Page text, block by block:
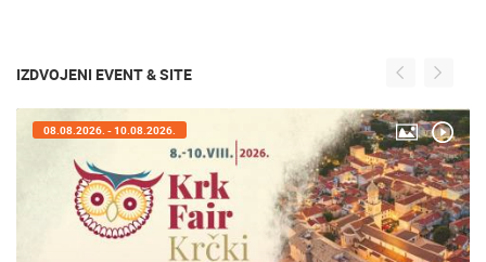
IZDVOJENI EVENT & SITE
08.08.2026. - 10.08.2026.